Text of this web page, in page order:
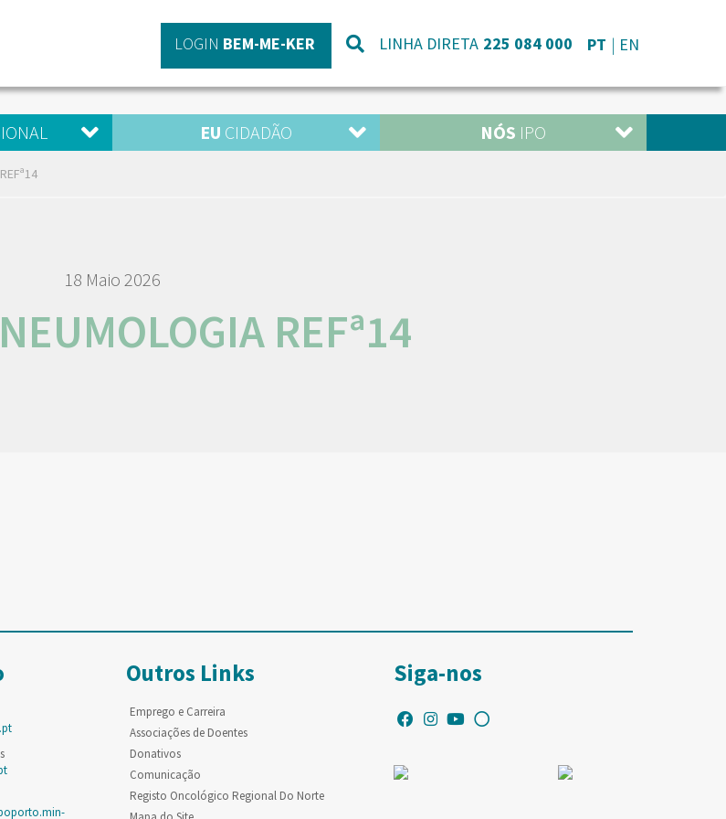
LOGIN BEM-ME-KER LINHA DIRETA 225 084 000 PT EN
EU CIDADÃO NÓS IPO
18 Maio 2026
REFª14
Outros Links
Emprego e Carreira
Associações de Doentes
Donativos
Comunicação
Registo Oncológico Regional Do Norte
Siga-nos